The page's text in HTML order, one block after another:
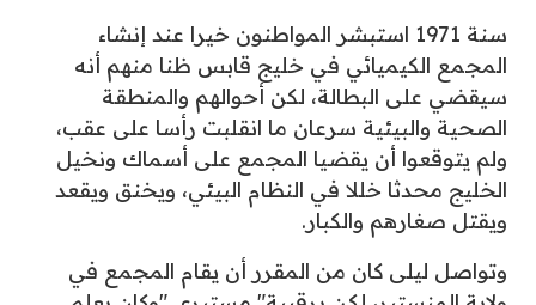
سنة 1971 استبشر المواطنون خيرا عند إنشاء
المجمع الكيميائي في خليج قابس ظنا منهم أنه
سيقضي على البطالة، لكن أحوالهم والمنطقة
الصحية والبيئية سرعان ما انقلبت رأسا على عقب،
ولم يتوقعوا أن يقضيا المجمع على أسماك ونخيل
الخليج محدثا خللا في النظام البيئي، ويخنق ويقعد
ويقتل صغارهم والكبار.
وتواصل ليلى كان من المقرر أن يقام المجمع في